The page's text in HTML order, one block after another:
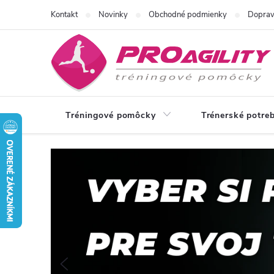
Kontakt Novinky Obchodné podmienky
Tréningové pomôcky Trénerské
S